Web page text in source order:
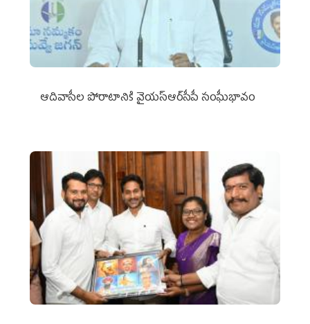
ఆదివాసీల పోరాటానికి వైయ‌స్ఆర్‌సీపీ సంఘీభావం